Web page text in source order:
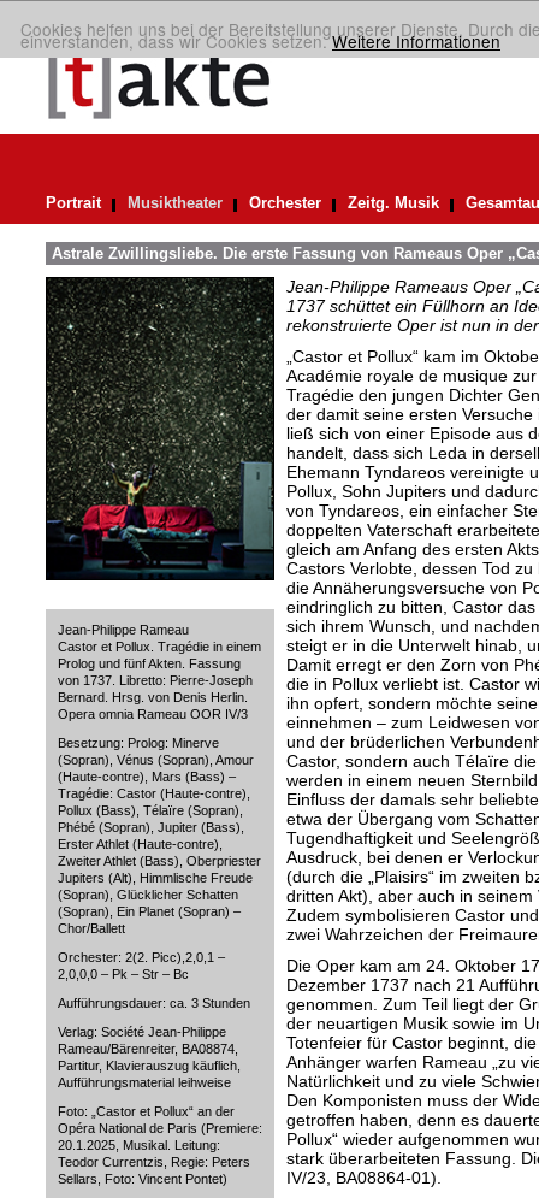
Cookies helfen uns bei der Bereitstellung unserer Dienste. Durch
einverstanden, dass wir Cookies setzen.Weitere Informationen
Portrait Musiktheater Orchester Zeitg. Musik
Astrale Zwillingsliebe. Die erste Fassung von Rameaus Oper
Jean-Philippe Rameau
Castor et Pollux. Tragédie in einem
Prolog und fünf Akten. Fassung
von 1737. Libretto: Pierre-Joseph
Bernard. Hrsg. von Denis Herlin.
Opera omnia Rameau OOR IV/3
Besetzung: Prolog: Minerve
(Sopran), Vénus (Sopran), Amour
(Haute-contre), Mars (Bass) –
Tragédie: Castor (Haute-contre),
Pollux (Bass), Télaïre (Sopran),
Phébé (Sopran), Jupiter (Bass),
Erster Athlet (Haute-contre),
Zweiter Athlet (Bass), Oberpriester
Jupiters (Alt), Himmlische Freude
(Sopran), Glücklicher Schatten
(Sopran), Ein Planet (Sopran) –
Chor/Ballett
Orchester: 2(2. Picc),2,0,1 –
2,0,0,0 – Pk – Str – Bc
Aufführungsdauer: ca. 3 Stunden
Verlag: Société Jean-Philippe
Rameau/Bärenreiter, BA08874,
Partitur, Klavierauszug käuflich,
Aufführungsmaterial leihweise
Foto: „Castor et Pollux“ an der
Opéra National de Paris (Premiere:
20.1.2025, Musikal. Leitung:
Teodor Currentzis, Regie: Peters
Sellars, Foto: Vincent Pontet)
Jean-Philippe Rameaus Oper
1737 schüttet ein Füllhorn an
rekonstruierte Oper ist nun in
„Castor et Pollux“ kam im
Académie royale de musique
Tragédie den jungen Dichter
der damit seine ersten
ließ sich von einer Episode aus
handelt, dass sich Leda in
Ehemann Tyndareos vereinigte
Pollux, Sohn Jupiters und
von Tyndareos, ein einfacher
doppelten Vaterschaft
gleich am Anfang des ersten
Castors Verlobte, dessen Tod
die Annäherungsversuche von
eindringlich zu bitten, Castor
sich ihrem Wunsch, und
steigt er in die Unterwelt hinab,
Damit erregt er den Zorn von
die in Pollux verliebt ist. Castor
ihn opfert, sondern möchte
einnehmen – zum Leidwesen
und der brüderlichen
Castor, sondern auch Télaïre
werden in einem neuen
Einfluss der damals sehr
etwa der Übergang vom
Tugendhaftigkeit und
Ausdruck, bei denen er
(durch die „Plaisirs“ im zweiten
dritten Akt), aber auch in
Zudem symbolisieren Castor
zwei Wahrzeichen der
Die Oper kam am 24. Oktober
Dezember 1737 nach 21
genommen. Zum Teil liegt der
der neuartigen Musik sowie im
Totenfeier für Castor beginnt,
Anhänger warfen Rameau „zu
Natürlichkeit und zu viele
Den Komponisten muss der
getroffen haben, denn es
Pollux“ wieder aufgenommen
stark überarbeiteten Fassung.
IV/23, BA08864-01).